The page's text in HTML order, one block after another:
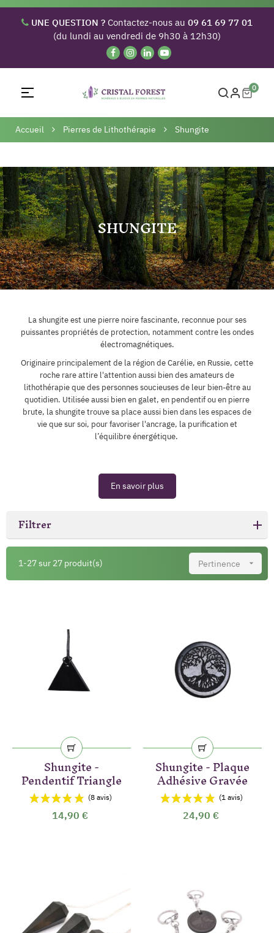
UNE QUESTION ? Contactez-nous au 09 61 69 77 01
(du lundi au vendredi de 9h30 à 12h30)
Basculer
navigation
☰ 0
Accueil Pierres de Lithothérapie Shungite
SHUNGITE
La shungite est une pierre noire fascinante, reconnue pour ses
puissantes propriétés de protection, notamment contre les ondes
électromagnétiques.
Originaire principalement de la région de Carélie, en Russie, cette
roche rare attire l'attention aussi bien des amateurs de
lithothérapie que des personnes soucieuses de leur bien-être au
quotidien. Utilisée aussi bien en galet, en pendentif ou en pierre
brute, la shungite trouve sa place aussi bien dans les espaces de
vie que sur soi, pour favoriser l'ancrage, la purification et
l’équilibre énergétique.
En savoir plus
Filtrer
1-27 sur 27 produit(s) Pertinence 
Shungite -
Pendentif Triangle
14,90 €
Shungite - Plaque
Adhésive Gravée
24,90 €